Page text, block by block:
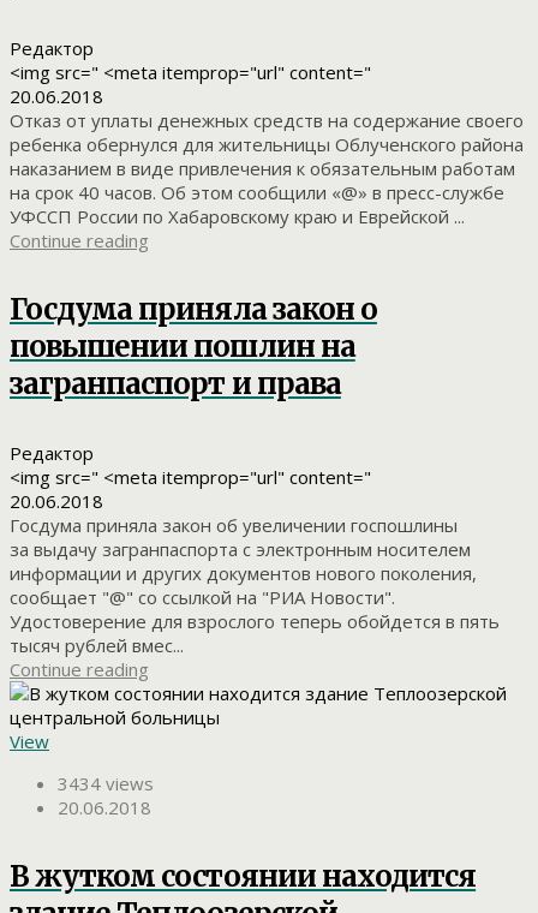
Редактор
<img src=" <meta itemprop="url" content="
20.06.2018
Отказ от уплаты денежных средств на содержание своего
ребенка обернулся для жительницы Облученского района
наказанием в виде привлечения к обязательным работам
на срок 40 часов. Об этом сообщили «@» в пресс-службе
УФССП России по Хабаровскому краю и Еврейской ...
Continue reading
Госдума приняла закон о
повышении пошлин на
загранпаспорт и права
Редактор
<img src=" <meta itemprop="url" content="
20.06.2018
Госдума приняла закон об увеличении госпошлины
за выдачу загранпаспорта с электронным носителем
информации и других документов нового поколения,
сообщает "@" со ссылкой на "РИА Новости".
Удостоверение для взрослого теперь обойдется в пять
тысяч рублей вмес...
Continue reading
View
3434 views
20.06.2018
В жутком состоянии находится